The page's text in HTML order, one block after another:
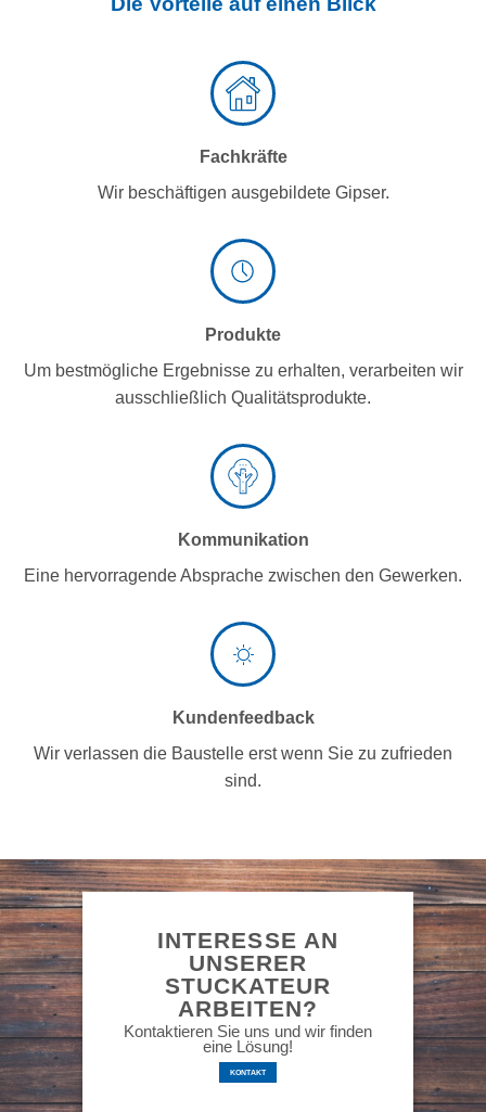
Fachkräfte
Wir beschäftigen ausgebildete Gipser.
Produkte
Um bestmögliche Ergebnisse zu erhalten, verarbeiten wir
ausschließlich Qualitätsprodukte.
Kommunikation
Eine hervorragende Absprache zwischen den Gewerken.
Kundenfeedback
Wir verlassen die Baustelle erst wenn Sie zu zufrieden
sind.
INTERESSE AN
UNSERER
STUCKATEUR
ARBEITEN?
Kontaktieren Sie uns und wir finden
eine Lösung!
KONTAKT